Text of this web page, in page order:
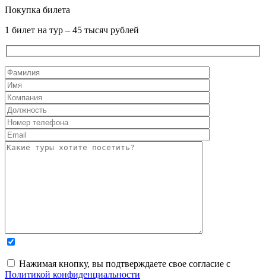
Покупка билета
1 билет на тур – 45 тысяч рублей
Нажимая кнопку, вы подтверждаете свое согласие с
Политикой конфиденциальности